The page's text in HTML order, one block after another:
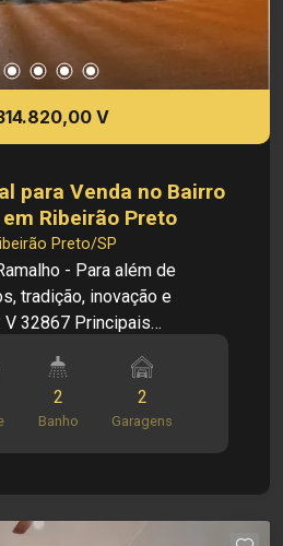
V
para Venda no Bairro
Ribeirão Preto
Preto/SP
- Para além de
tradição, inovação e
- Sala - Cozinha - 03
suíte - Banheiro social -
de churrasco - 02 Vagas
2
Banho
2
Garagens